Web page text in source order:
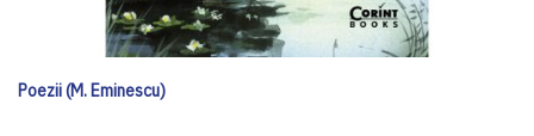
Poezii (M. Eminescu)